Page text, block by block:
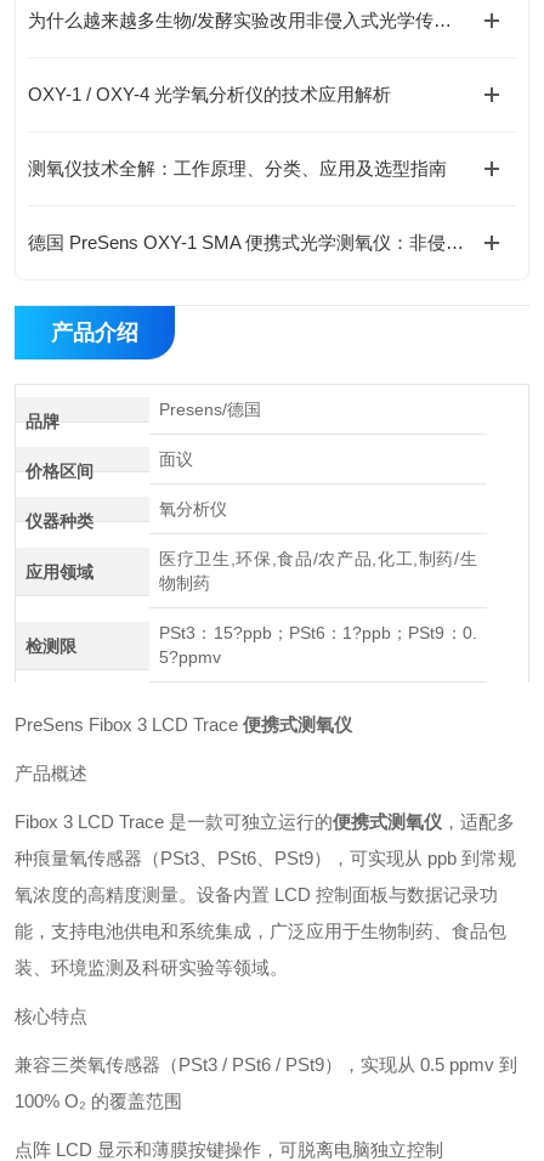
为什么越来越多生物/发酵实验改用非侵入式光学传感？
OXY-1 / OXY-4 光学氧分析仪的技术应用解析
测氧仪技术全解：工作原理、分类、应用及选型指南
德国 PreSens OXY-1 SMA 便携式光学测氧仪：非侵入式溶氧监测新方案
产品介绍
品牌
Presens/德国
价格区间
面议
仪器种类
氧分析仪
应用领域
医疗卫生,环保,食品/农产品,化工,制药/生
物制药
检测限
PSt3：15?ppb；PSt6：1?ppb；PSt9：0.
5?ppmv
PreSens Fibox 3 LCD Trace 便携式测氧仪
产品概述
Fibox 3 LCD Trace 是一款可独立运行的便携式测氧仪 ，适配多
种痕量氧传感器（PSt3、PSt6、PSt9），可实现从 ppb 到常规
氧浓度的高精度测量。设备内置 LCD 控制面板与数据记录功
能，支持电池供电和系统集成，广泛应用于生物制药、食品包
装、环境监测及科研实验等领域。
核心特点
兼容三类氧传感器（PSt3 / PSt6 / PSt9），实现从 0.5 ppmv 到
100% O₂ 的覆盖范围
点阵 LCD 显示和薄膜按键操作，可脱离电脑独立控制